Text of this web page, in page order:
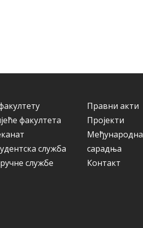
факултета
служба
службе
Правни акти
Пројекти
Међународна
сарадња
Контакт